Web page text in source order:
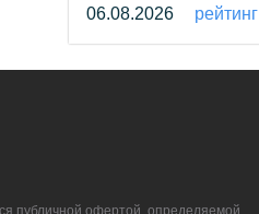
06.08.2026
рейтинг
публичной офертой, определяемой